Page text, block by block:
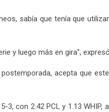
sabía que tenía que
y luego más en gira”,
acepta que
con 2.42 PCL y 1.13 WHIP,